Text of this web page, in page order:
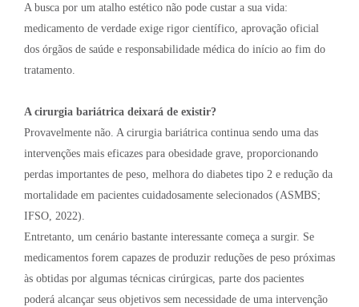
A busca por um atalho estético não pode custar a sua vida:
medicamento de verdade exige rigor científico, aprovação oficial
dos órgãos de saúde e responsabilidade médica do início ao fim do
tratamento.
A cirurgia bariátrica deixará de existir?
Provavelmente não. A cirurgia bariátrica continua sendo uma das
intervenções mais eficazes para obesidade grave, proporcionando
perdas importantes de peso, melhora do diabetes tipo 2 e redução da
mortalidade em pacientes cuidadosamente selecionados (ASMBS;
IFSO, 2022).
Entretanto, um cenário bastante interessante começa a surgir. Se
medicamentos forem capazes de produzir reduções de peso próximas
às obtidas por algumas técnicas cirúrgicas, parte dos pacientes
poderá alcançar seus objetivos sem necessidade de uma intervenção